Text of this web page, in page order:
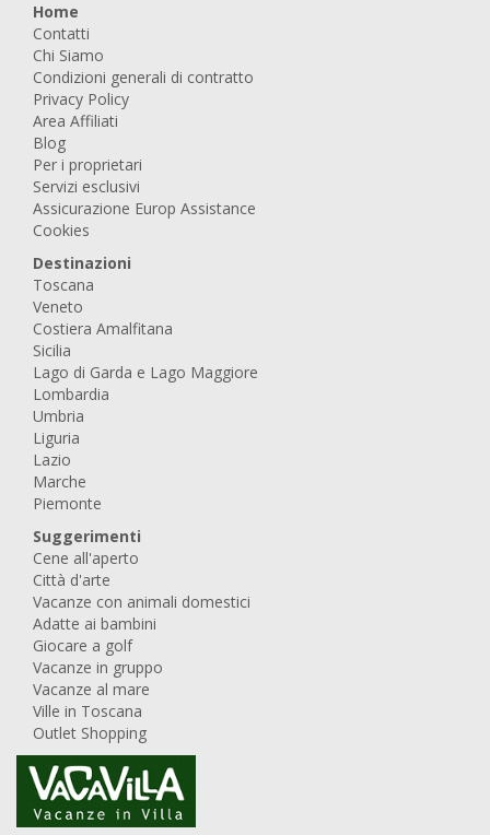
Home
Contatti
Chi Siamo
Condizioni generali di contratto
Privacy Policy
Area Affiliati
Blog
Per i proprietari
Servizi esclusivi
Assicurazione Europ Assistance
Cookies
Destinazioni
Toscana
Veneto
Costiera Amalfitana
Sicilia
Lago di Garda e Lago Maggiore
Lombardia
Umbria
Liguria
Lazio
Marche
Piemonte
Suggerimenti
Cene all'aperto
Città d'arte
Vacanze con animali domestici
Adatte ai bambini
Giocare a golf
Vacanze in gruppo
Vacanze al mare
Ville in Toscana
Outlet Shopping